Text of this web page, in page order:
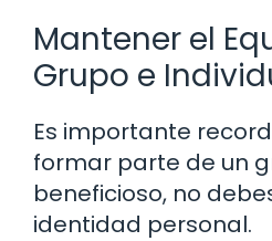
Mantener el
Grupo e
Es importante
formar parte de un
beneficioso, no
identidad personal.